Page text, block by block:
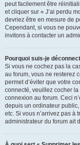
peut facilement être
et cliquer sur « J’ai perdu
devriez être en mesure de
Cependant, si vous ne
invitons à contacter un
Pourquoi suis-je
Si vous ne cochez pas la
au forum, vous ne resterez
permet d’éviter que votre
connecté, veuillez cocher
connexion au forum. Ceci
depuis un ordinateur
etc. Si vous n’arrivez pas à
administrateur du forum ait